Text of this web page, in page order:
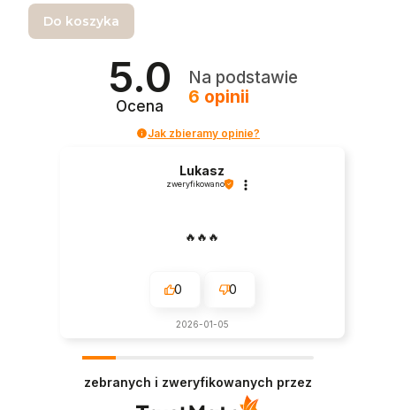
Do koszyka
5.0
Ocena
Na podstawie
6 opinii
Jak zbieramy opinie?
Lukasz
zweryfikowano
🔥🔥🔥
0 0
2026-01-05
zebranych i zweryfikowanych przez